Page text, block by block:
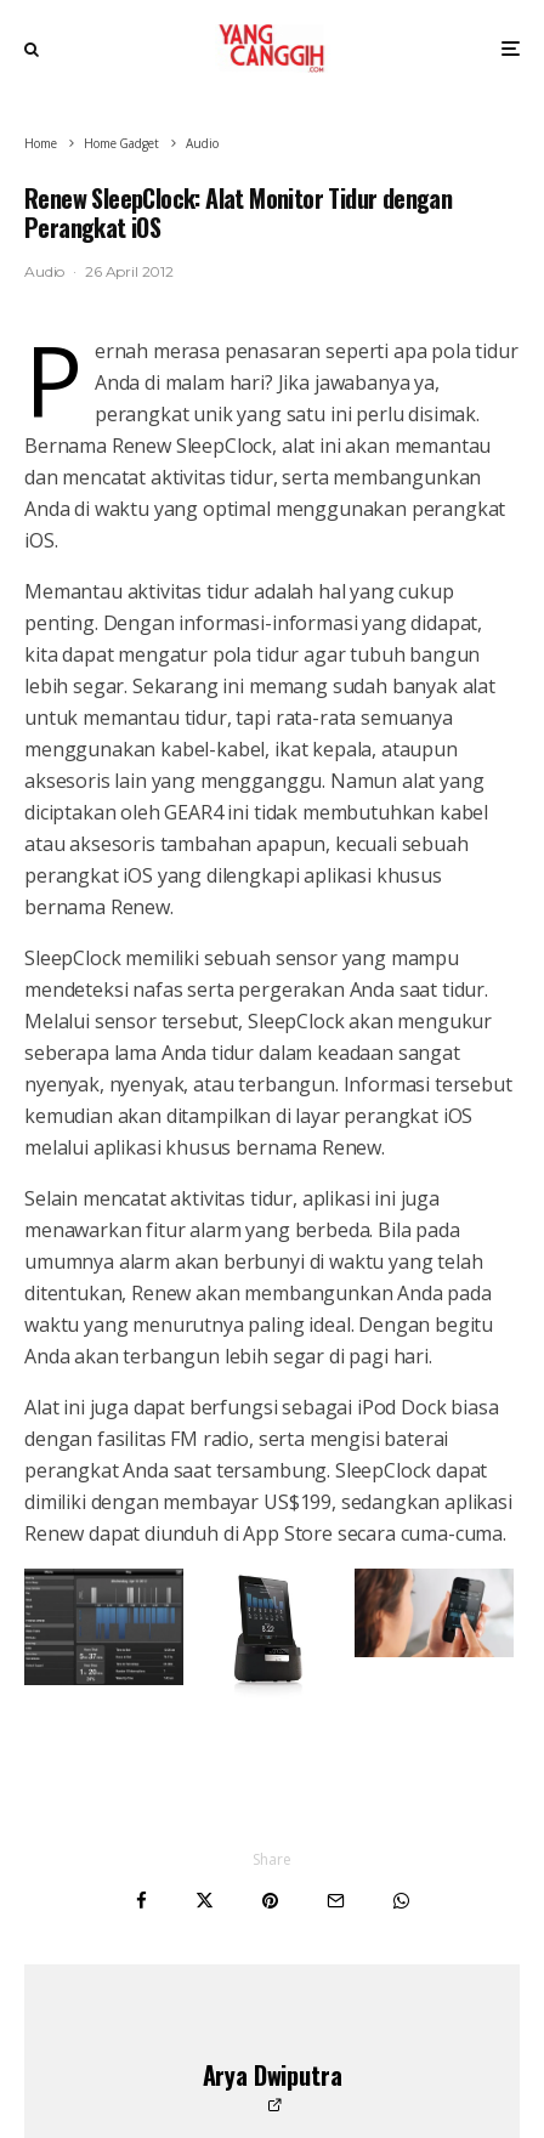
Home Home Gadget Audio
Renew SleepClock: Alat Monitor Tidur dengan
Perangkat iOS
Audio · 26 April 2012
P
ernah merasa penasaran seperti apa pola tidur
Anda di malam hari? Jika jawabanya ya,
perangkat unik yang satu ini perlu disimak.
Bernama Renew SleepClock, alat ini akan memantau
dan mencatat aktivitas tidur, serta membangunkan
Anda di waktu yang optimal menggunakan perangkat
iOS.
Memantau aktivitas tidur adalah hal yang cukup
penting. Dengan informasi-informasi yang didapat,
kita dapat mengatur pola tidur agar tubuh bangun
lebih segar. Sekarang ini memang sudah banyak alat
untuk memantau tidur, tapi rata-rata semuanya
menggunakan kabel-kabel, ikat kepala, ataupun
aksesoris lain yang mengganggu. Namun alat yang
diciptakan oleh GEAR4 ini tidak membutuhkan kabel
atau aksesoris tambahan apapun, kecuali sebuah
perangkat iOS yang dilengkapi aplikasi khusus
bernama Renew.
SleepClock memiliki sebuah sensor yang mampu
mendeteksi nafas serta pergerakan Anda saat tidur.
Melalui sensor tersebut, SleepClock akan mengukur
seberapa lama Anda tidur dalam keadaan sangat
nyenyak, nyenyak, atau terbangun. Informasi tersebut
kemudian akan ditampilkan di layar perangkat iOS
melalui aplikasi khusus bernama Renew.
Selain mencatat aktivitas tidur, aplikasi ini juga
menawarkan fitur alarm yang berbeda. Bila pada
umumnya alarm akan berbunyi di waktu yang telah
ditentukan, Renew akan membangunkan Anda pada
waktu yang menurutnya paling ideal. Dengan begitu
Anda akan terbangun lebih segar di pagi hari.
Alat ini juga dapat berfungsi sebagai iPod Dock biasa
dengan fasilitas FM radio, serta mengisi baterai
perangkat Anda saat tersambung. SleepClock dapat
dimiliki dengan membayar US$199, sedangkan aplikasi
Renew dapat diunduh di App Store secara cuma-cuma.
Share
Arya Dwiputra